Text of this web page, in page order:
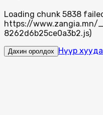
Loading chunk 5838
https://
8262d6b25ce0a3b2.js)
Дахин оролдох Нүүр